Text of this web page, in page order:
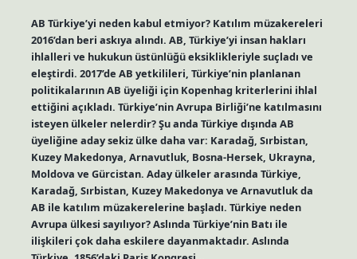
AB Türkiye’yi neden kabul etmiyor? Katılım müzakereleri
2016’dan beri askıya alındı. AB, Türkiye’yi insan hakları
ihlalleri ve hukukun üstünlüğü eksiklikleriyle suçladı ve
eleştirdi. 2017’de AB yetkilileri, Türkiye’nin planlanan
politikalarının AB üyeliği için Kopenhag kriterlerini ihlal
ettiğini açıkladı. Türkiye’nin Avrupa Birliği’ne katılmasını
isteyen ülkeler nelerdir? Şu anda Türkiye dışında AB
üyeliğine aday sekiz ülke daha var: Karadağ, Sırbistan,
Kuzey Makedonya, Arnavutluk, Bosna-Hersek, Ukrayna,
Moldova ve Gürcistan. Aday ülkeler arasında Türkiye,
Karadağ, Sırbistan, Kuzey Makedonya ve Arnavutluk da
AB ile katılım müzakerelerine başladı. Türkiye neden
Avrupa ülkesi sayılıyor? Aslında Türkiye’nin Batı ile
ilişkileri çok daha eskilere dayanmaktadır. Aslında